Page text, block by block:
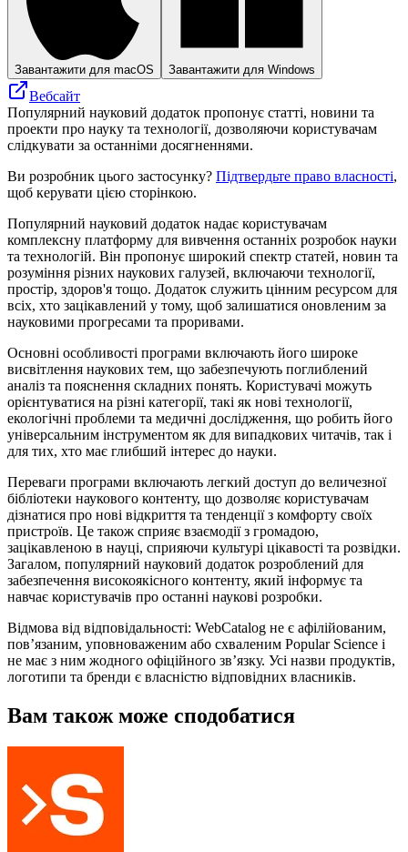
Завантажити для macOS Завантажити для Windows
Вебсайт
Популярний науковий додаток пропонує статті, новини та
проекти про науку та технології, дозволяючи користувачам
слідкувати за останніми досягненнями.
Ви розробник цього застосунку? Підтвердьте право власності,
щоб керувати цією сторінкою.
Популярний науковий додаток надає користувачам
комплексну платформу для вивчення останніх розробок науки
та технологій. Він пропонує широкий спектр статей, новин та
розуміння різних наукових галузей, включаючи технології,
простір, здоров'я тощо. Додаток служить цінним ресурсом для
всіх, хто зацікавлений у тому, щоб залишатися оновленим за
науковими прогресами та проривами.
Основні особливості програми включають його широке
висвітлення наукових тем, що забезпечують поглиблений
аналіз та пояснення складних понять. Користувачі можуть
орієнтуватися на різні категорії, такі як нові технології,
екологічні проблеми та медичні дослідження, що робить його
універсальним інструментом як для випадкових читачів, так і
для тих, хто має глибший інтерес до науки.
Переваги програми включають легкий доступ до величезної
бібліотеки наукового контенту, що дозволяє користувачам
дізнатися про нові відкриття та тенденції з комфорту своїх
пристроїв. Це також сприяє взаємодії з громадою,
зацікавленою в науці, сприяючи культурі цікавості та розвідки.
Загалом, популярний науковий додаток розроблений для
забезпечення високоякісного контенту, який інформує та
навчає користувачів про останні наукові розробки.
Відмова від відповідальності: WebCatalog не є афілійованим,
пов’язаним, уповноваженим або схваленим Popular Science і
не має з ним жодного офіційного зв’язку. Усі назви продуктів,
логотипи та бренди є власністю відповідних власників.
Вам також може сподобатися